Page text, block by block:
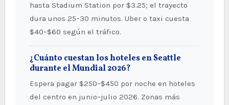
hasta Stadium Station por $3.25; el trayecto
dura unos 25–30 minutos. Uber o taxi cuesta
$40–$60 según el tráfico.
¿Cuánto cuestan los hoteles en Seattle
durante el Mundial 2026?
Espera pagar $250–$450 por noche en hoteles
del centro en junio–julio 2026. Zonas más